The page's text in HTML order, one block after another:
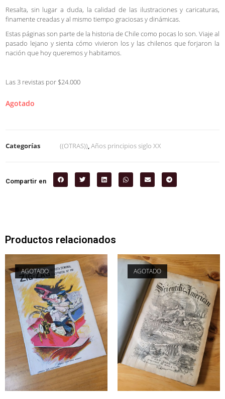
Resalta, sin lugar a duda, la calidad de las ilustraciones y caricaturas,
finamente creadas y al mismo tiempo graciosas y dinámicas.
Estas páginas son parte de la historia de Chile como pocas lo son. Viaje al
pasado lejano y sienta cómo vivieron los y las chilenos que forjaron la
nación que hoy queremos y habitamos.
Las 3 revistas por $24.000
Agotado
Categorías ((OTRAS)),Años principios siglo XX
Compartir en
Productos relacionados
AGOTADO AGOTADO